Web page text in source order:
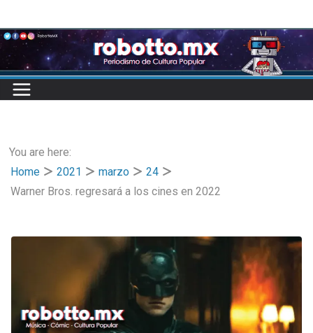
to
content
You are here:
Home
2021 marzo
24
Warner Bros. regresará a los cines en 2022